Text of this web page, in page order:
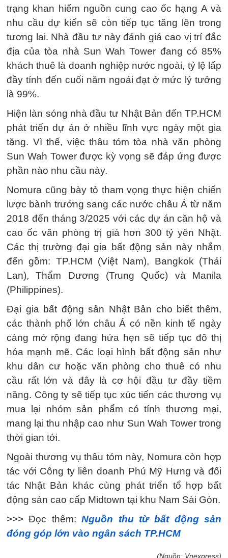
trạng khan hiếm nguồn cung cao ốc hạng A và
nhu cầu dự kiến sẽ còn tiếp tục tăng lên trong
tương lai. Nhà đầu tư này đánh giá cao vị trí đắc
địa của tòa nhà Sun Wah Tower đang có 85%
khách thuê là doanh nghiệp nước ngoài, tỷ lệ lấp
đầy tính đến cuối năm ngoái đạt ở mức lý tưởng
là 99%.
Hiện làn sóng nhà đầu tư Nhật Bản đến TP.HCM
phát triển dự án ở nhiều lĩnh vực ngày một gia
tăng. Vì thế, việc thâu tóm tòa nhà văn phòng
Sun Wah Tower được kỳ vọng sẽ đáp ứng được
phần nào nhu cầu này.
Nomura cũng bày tỏ tham vọng thực hiện chiến
lược bành trướng sang các nước châu Á từ năm
2018 đến tháng 3/2025 với các dự án căn hộ và
cao ốc văn phòng trị giá hơn 300 tỷ yên Nhật.
Các thị trường đại gia bất động sản này nhắm
đến gồm: TP.HCM (Việt Nam), Bangkok (Thái
Lan), Thẩm Dương (Trung Quốc) và Manila
(Philippines).
Đại gia bất động sản Nhật Bản cho biết thêm,
các thành phố lớn châu Á có nền kinh tế ngày
càng mở rộng đang hứa hẹn sẽ tiếp tục đô thị
hóa mạnh mẽ. Các loại hình bất động sản như
khu dân cư hoặc văn phòng cho thuê có nhu
cầu rất lớn và đây là cơ hội đầu tư đầy tiềm
năng. Công ty sẽ tiếp tục xúc tiến các thương vụ
mua lại nhóm sản phẩm có tính thương mại,
mang lại thu nhập cao như Sun Wah Tower trong
thời gian tới.
Ngoài thương vụ thâu tóm này, Nomura còn hợp
tác với Công ty liên doanh Phú Mỹ Hưng và đối
tác Nhật Bản khác cùng phát triển tổ hợp bất
động sản cao cấp Midtown tại khu Nam Sài Gòn.
>>> Đọc thêm:Nguồn thu từ bất động sản
đóng góp lớn vào ngân sách TP.HCM
(Nguồn: Vnexpress)